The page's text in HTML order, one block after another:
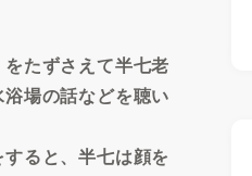
たずさえて半七老
場の話などを聴い
ると、半七は顔を